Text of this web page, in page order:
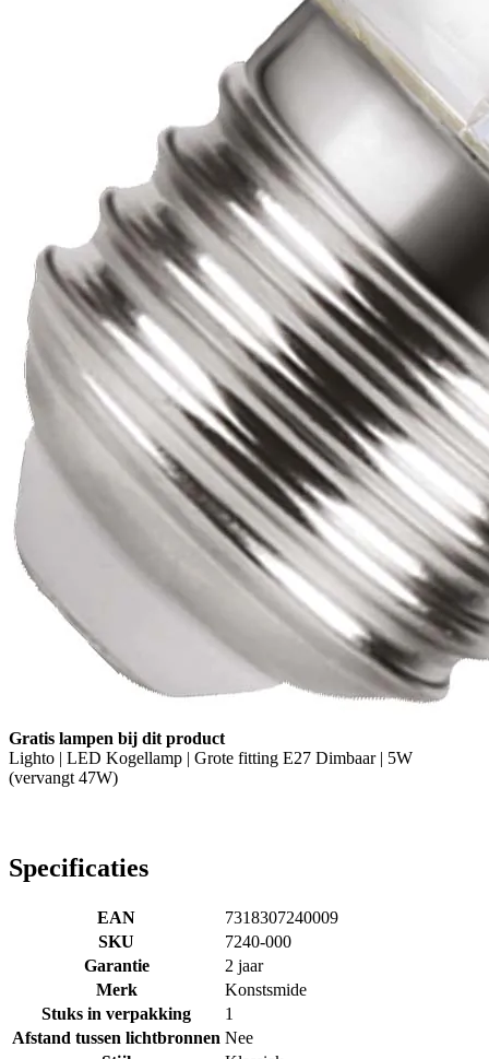
Gratis lampen bij dit product
Lighto | LED Kogellamp | Grote fitting E27 Dimbaar | 5W
(vervangt 47W)
Specificaties
EAN
7318307240009
SKU
7240-000
Garantie
2 jaar
Merk
Konstsmide
Stuks in verpakking
1
Afstand tussen lichtbronnen Nee